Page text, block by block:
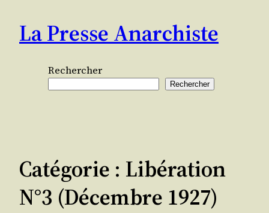
contenu
La Presse Anarchiste
Rechercher
Rechercher
Catégorie : Libération
N°3 (décembre 1927)